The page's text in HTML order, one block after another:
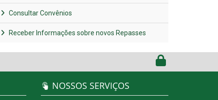
Consultar Convênios
Receber Informações sobre novos Repasses
NOSSOS SERVIÇOS